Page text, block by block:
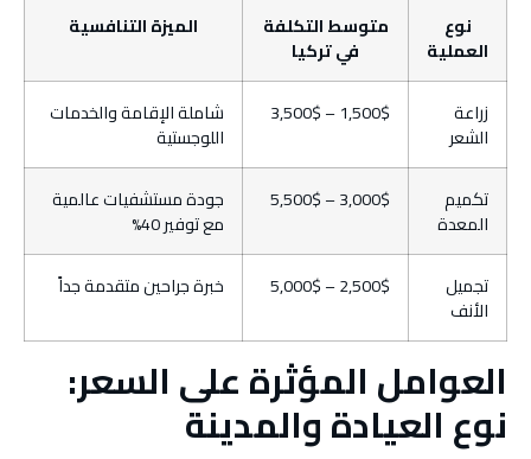
نوع
العملية
متوسط التكلفة
في تركيا
الميزة التنافسية
زراعة
الشعر
1,500$ – 3,500$ شاملة الإقامة والخدمات
اللوجستية
تكميم
المعدة
3,000$ – 5,500$ جودة مستشفيات عالمية
مع توفير 40%
تجميل
الأنف
2,500$ – 5,000$ خبرة جراحين متقدمة جداً
العوامل المؤثرة على السعر:
نوع العيادة والمدينة